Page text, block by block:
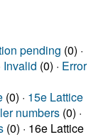
pending (0) ·
Invalid (0) · Error
(0) · 15e Lattice
numbers (0) ·
(0) · 16e Lattice